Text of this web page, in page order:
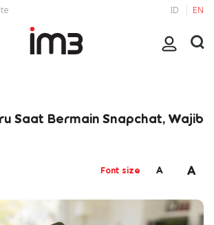
ID EN
Saat Bermain Snapchat, Wajib
Font size A A